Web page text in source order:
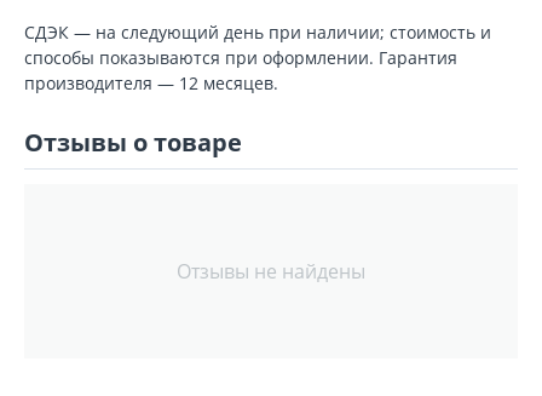
СДЭК — на следующий день при наличии; стоимость и
способы показываются при оформлении. Гарантия
производителя — 12 месяцев.
Отзывы о товаре
Отзывы не найдены